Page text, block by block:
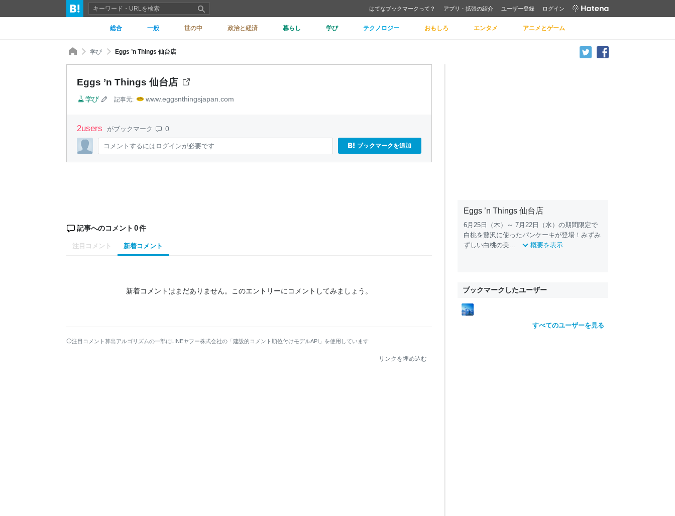
はてなブックマークって？ アプリ・拡張の紹介 ユーザー登録 ログイン
総合 一般 世の中 政治と経済 暮らし 学び テクノロジー おもしろ エンタメ アニメとゲーム
学び Eggs ’n Things 仙台店
Eggs ’n Things 仙台店
学び 記事元: www.eggsnthingsjapan.com
2users がブックマーク 0
コメントするにはログインが必要です ブックマークを追加
記事へのコメント 0件
注目コメント 新着コメント
新着コメントはまだありません。 このエントリーにコメントしてみましょう。
注目コメント算出アルゴリズムの一部にLINEヤフー株式会社の「建設的コメント順位付けモデルAPI」を使用しています
リンクを埋め込む
Eggs ’n Things 仙台店
6月25日（木）～ 7月22日（水）の期間限定で
白桃を贅沢に使ったパンケーキが登場！みずみ
ずしい白桃の美...
概要を表示
ブックマークしたユーザー
すべてのユーザーを見る